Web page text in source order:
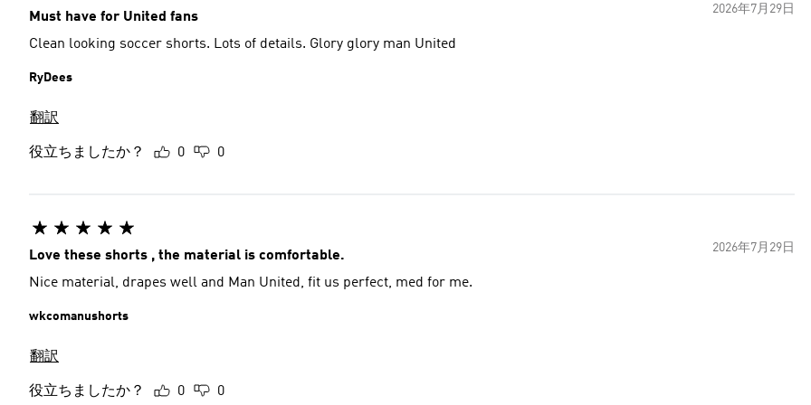
2026年7月29日
Must have for United fans
Clean looking soccer shorts. Lots of details. Glory glory man United
RyDees
翻訳
役立ちましたか？ 0 0
2026年7月29日
Love these shorts , the material is comfortable.
Nice material, drapes well and Man United, fit us perfect, med for me.
wkcomanushorts
翻訳
役立ちましたか？ 0 0